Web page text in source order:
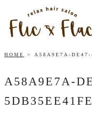
HOME A58A9E7A-
A58A9E7A-